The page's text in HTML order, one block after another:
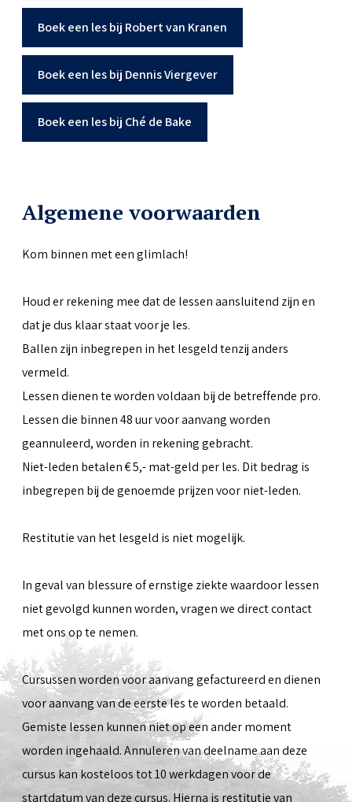
Boek een les bij Robert van Kranen
Boek een les bij Dennis Viergever
Boek een les bij Ché de Bake
Algemene voorwaarden
Kom binnen met een glimlach!
Houd er rekening mee dat de lessen aansluitend zijn en
dat je dus klaar staat voor je les.
Ballen zijn inbegrepen in het lesgeld tenzij anders
vermeld.
Lessen dienen te worden voldaan bij de betreffende pro.
Lessen die binnen 48 uur voor aanvang worden
geannuleerd, worden in rekening gebracht.
Niet-leden betalen € 5,- mat-geld per les. Dit bedrag is
inbegrepen bij de genoemde prijzen voor niet-leden.
Restitutie van het lesgeld is niet mogelijk.
In geval van blessure of ernstige ziekte waardoor lessen
niet gevolgd kunnen worden, vragen we direct contact
met ons op te nemen.
Cursussen worden voor aanvang gefactureerd en dienen
voor aanvang van de eerste les te worden betaald.
Gemiste lessen kunnen niet op een ander moment
worden ingehaald. Annuleren van deelname aan deze
cursus kan kosteloos tot 10 werkdagen voor de
startdatum van deze cursus. Hierna is restitutie van